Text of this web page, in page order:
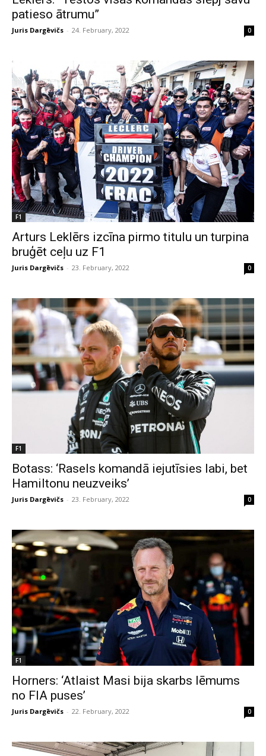
patieso ātrumu”
Juris Dargēvičs - 24. February, 2022 0
F1
Arturs Leklērs izcīna pirmo titulu un turpina
bruģēt ceļu uz F1
Juris Dargēvičs - 23. February, 2022 0
F1
Botass: ‘Rasels komandā iejutīsies labi, bet
Hamiltonu neuzveiks’
Juris Dargēvičs - 23. February, 2022 0
F1
Horners: ‘Atlaist Masi bija skarbs lēmums
no FIA puses’
Juris Dargēvičs - 22. February, 2022 0